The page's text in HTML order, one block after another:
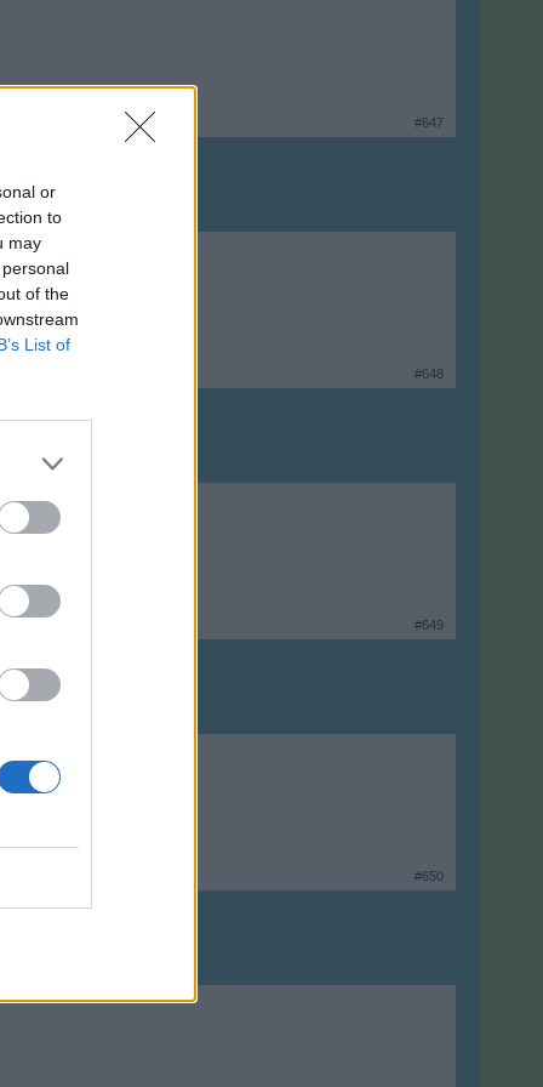
or
to
may
of the
List of
#647
#648
#649
#650